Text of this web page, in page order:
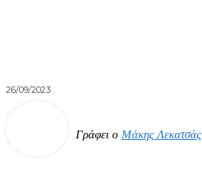
26/09/2023
Γράφει ο Μάκης Λεκατσάς